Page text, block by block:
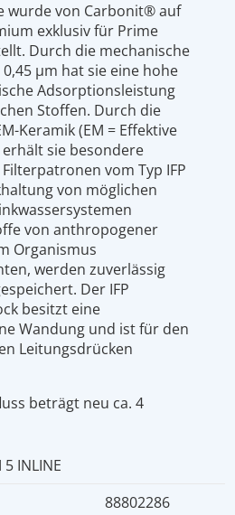
wurde von Carbonit® auf
exklusiv für Prime
Durch die mechanische
µm hat sie eine hohe
Adsorptionsleistung
Stoffen. Durch die
Keramik (EM = Effektive
sie besondere
vom Typ IFP
von möglichen
von anthropogener
Organismus
werden zuverlässig
Der IFP
besitzt eine
Wandung und ist für den
Leitungsdrücken
beträgt neu ca. 4
5 INLINE
88802286